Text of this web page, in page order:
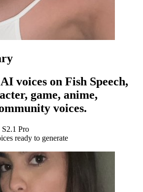
voices on Fish Speech,
game, anime,
voices.
Pro
ready to generate